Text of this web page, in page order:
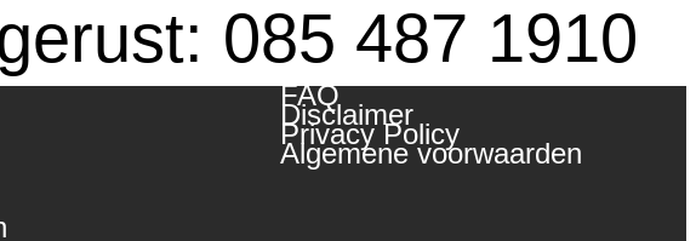
085 487 1910
FAQ
Disclaimer
Privacy Policy
Algemene voorwaarden